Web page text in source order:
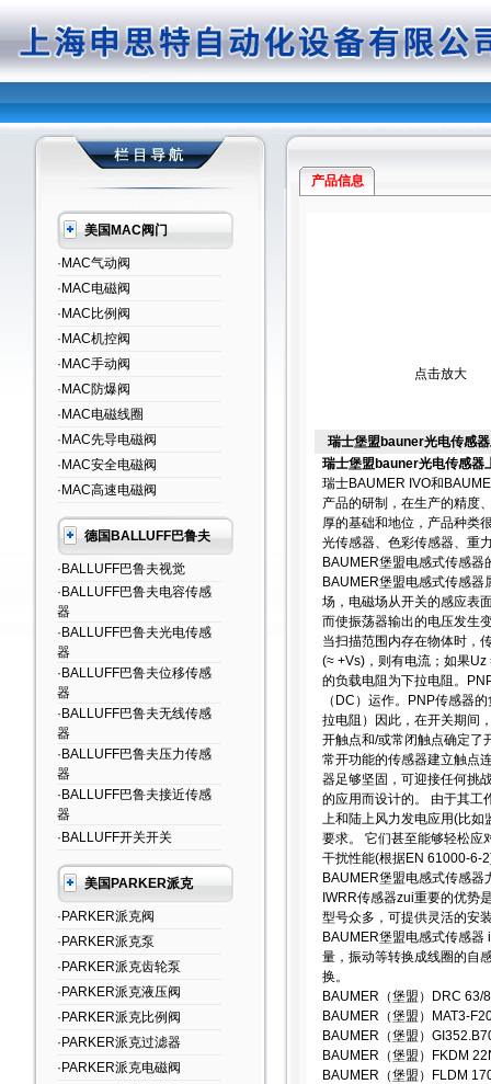
美国MAC阀门
·MAC气动阀
·MAC电磁阀
·MAC比例阀
·MAC机控阀
·MAC手动阀
·MAC防爆阀
·MAC电磁线圈
·MAC先导电磁阀
·MAC安全电磁阀
·MAC高速电磁阀
德国BALLUFF巴鲁夫
·BALLUFF巴鲁夫视觉
·BALLUFF巴鲁夫电容传感
器
·BALLUFF巴鲁夫光电传感
器
·BALLUFF巴鲁夫位移传感
器
·BALLUFF巴鲁夫无线传感
器
·BALLUFF巴鲁夫压力传感
器
·BALLUFF巴鲁夫接近传感
器
·BALLUFF开关开关
美国PARKER派克
·PARKER派克阀
·PARKER派克泵
·PARKER派克齿轮泵
·PARKER派克液压阀
·PARKER派克比例阀
·PARKER派克过滤器
·PARKER派克电磁阀
产品信息
点击放大
瑞士堡盟bauner光电传感
瑞士堡盟bauner光电传感器
瑞士BAUMER IVO和
产品的研制，在生产的精度
厚的基础和地位，产品种类
光传感器、色彩传感器、重
BAUMER堡盟电感式传感器
BAUMER堡盟电感式传感
场，电磁场从开关的感应表
而使振荡器输出的电压发生
当扫描范围内存在物体时，
(≈ +Vs)，则有电流；如果
的负载电阻为下拉电阻。
（DC）运作。PNP传感器
拉电阻）因此，在开关期间
开触点和/或常闭触点确定了
常开功能的传感器建立触点
器足够坚固，可迎接任何挑
的应用而设计的。 由于其
上和陆上风力发电应用(比如
要求。 它们甚至能够轻松应
干扰性能(根据EN 61000-6-
BAUMER堡盟电感式传感
IWRR传感器zui重要的优势
型号众多，可提供灵活的安
BAUMER堡盟电感式传感
量，振动等转换成线圈的自
换。
BAUMER（堡盟）DRC 63/
BAUMER（堡盟）MAT3-
BAUMER（堡盟）
BAUMER（堡盟）FKDM
BAUMER（堡盟）FLDM